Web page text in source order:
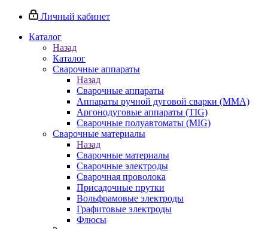
Личный кабинет
Каталог
Назад
Каталог
Сварочные аппараты
Назад
Сварочные аппараты
Аппараты ручной дуговой сварки (MMA)
Аргонодуговые аппараты (TIG)
Сварочные полуавтоматы (MIG)
Сварочные материалы
Назад
Сварочные материалы
Сварочные электроды
Сварочная проволока
Присадочные прутки
Вольфрамовые электроды
Графитовые электроды
Флюсы